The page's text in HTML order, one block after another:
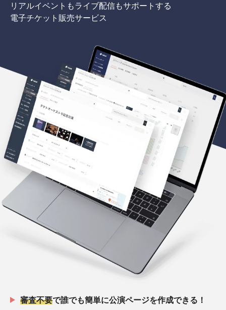
リアルイベントもライブ配信もサポートする
電子チケット販売サービス
審査不要で誰でも簡単に公演ページを作成できる！